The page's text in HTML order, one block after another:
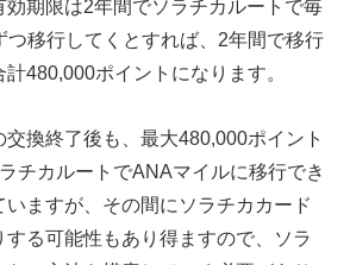
効期限は2年間でソラチカルートで毎
つ移行してくとすれば、2年間で移行
480,000ポイントになります。
交換終了後も、最大480,000ポイント
チカルートでANAマイルに移行でき
いますが、その間にソラチカカード
する可能性もあり得ますので、ソラ